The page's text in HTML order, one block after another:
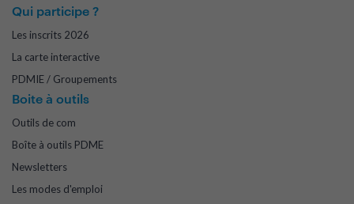
Qui participe ?
Les inscrits 2026
La carte interactive
PDMIE / Groupements
Boite à outils
Outils de com
Boîte à outils PDME
Newsletters
Les modes d'emploi